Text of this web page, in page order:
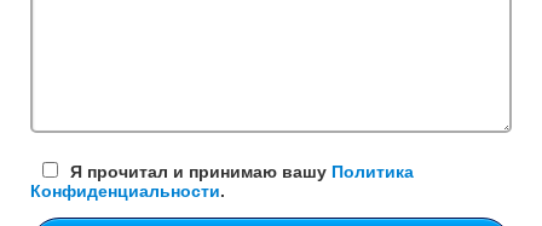
Я прочитал и принимаю вашу Политика
Конфиденциальности.